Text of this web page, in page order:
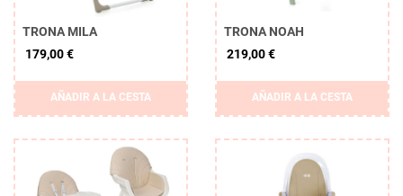
TRONA MILA
179,00 €
AÑADIR A LA CESTA
TRONA NOAH
219,00 €
AÑADIR A LA CESTA